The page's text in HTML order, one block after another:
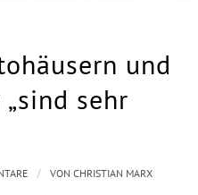
und
sehr
/ VONCHRISTIAN MARX